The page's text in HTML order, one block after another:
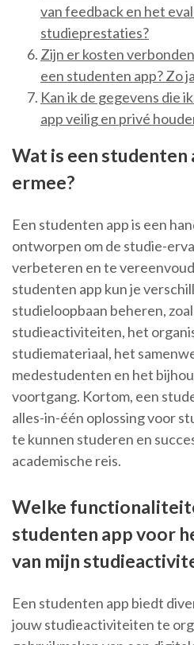
van feedback en het
studieprestaties?
Zijn er kosten
een studenten app? Zo
Kan ik de gegevens die
app veilig en privé
Wat is een studenten
ermee?
Een studenten app is een
ontworpen om de studie-
verbeteren en te
studenten app kun je
studieloopbaan beheren,
studieactiviteiten, het
studiemateriaal, het
medestudenten en het
voortgang. Kortom, een
alles-in-één oplossing voor
te kunnen studeren en
academische reis.
Welke
studenten app voor
van mijn
Een studenten app biedt
jouw studieactiviteiten te